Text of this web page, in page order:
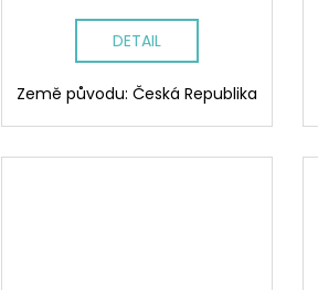
DETAIL
Země původu: Česká Republika